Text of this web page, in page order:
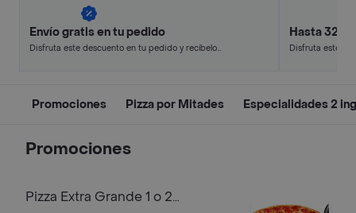
Envío gratis en tu pedido
Disfruta este descuento en tu pedido y recíbelo
Hasta 32%
Disfruta este
Promociones Pizza por Mitades Especialidades 2
Promociones
Pizza Extra Grande 1 o 2